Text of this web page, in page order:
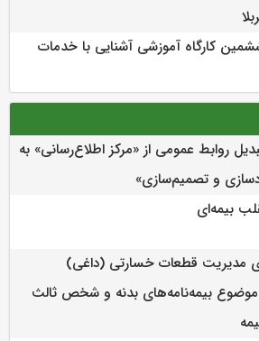
كارگاه آموزشی آشنایی با خدمات
روابط عمومی از «مرکز اطلاع‌رسانی» به
و تصمیم‌سازی»
بیمه‌ای
مدیریت قطعات خسارتی (داغی)
بیمه‌نامه‌های بدنه و شخص ثالث